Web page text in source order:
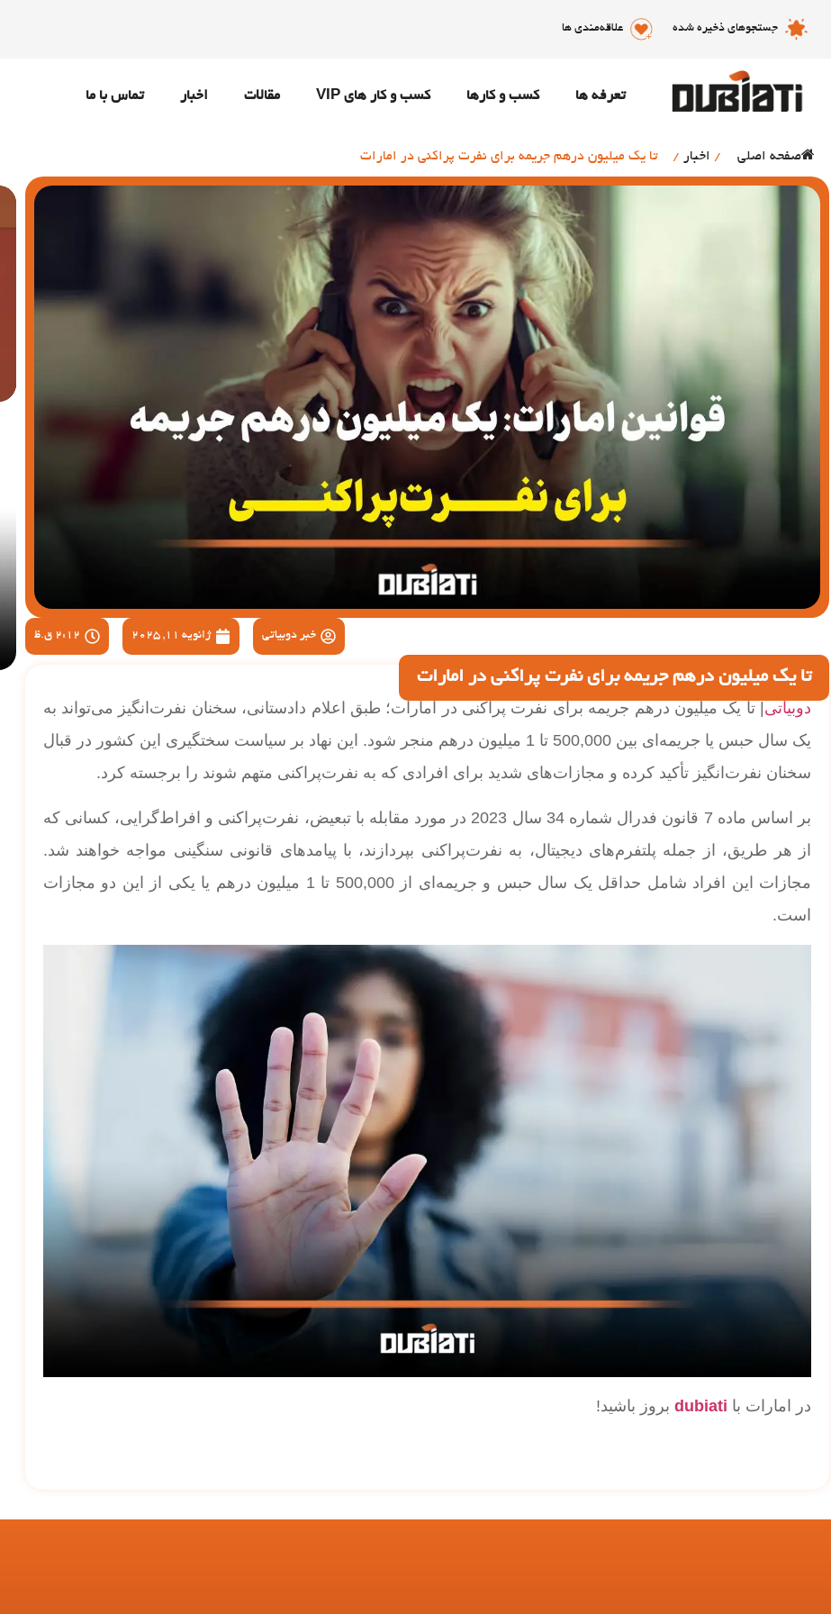
جستجوهای ذخیره شده علاقه‌مندی ها
تعرفه ها کسب و کارها کسب و کار های VIP مقالات اخبار تماس با ما
صفحه اصلی / اخبار / تا یک میلیون درهم جریمه برای نفرت پراکنی در امارات
خبر دوبیاتی ژانویه 11, 2025 2:12 ق.ظ
تا یک میلیون درهم جریمه برای نفرت پراکنی در امارات
دوبیاتی | تا یک میلیون درهم جریمه برای نفرت پراکنی در امارات؛ طبق اعلام دادستانی، سخنان نفرت‌انگیز می‌تواند به
یک سال حبس یا جریمه‌ای بین 500,000 تا 1 میلیون درهم منجر شود. این نهاد بر سیاست سختگیری این کشور در قبال
سخنان نفرت‌انگیز تأکید کرده و مجازات‌های شدید برای افرادی که به نفرت‌پراکنی متهم شوند را برجسته کرد.
بر اساس ماده 7 قانون فدرال شماره 34 سال 2023 در مورد مقابله با تبعیض، نفرت‌پراکنی و افراط‌گرایی، کسانی که
از هر طریق، از جمله پلتفرم‌های دیجیتال، به نفرت‌پراکنی بپردازند، با پیامدهای قانونی سنگینی مواجه خواهند شد.
مجازات این افراد شامل حداقل یک سال حبس و جریمه‌ای از 500,000 تا 1 میلیون درهم یا یکی از این دو مجازات
است.
در امارات با dubiati بروز باشید!